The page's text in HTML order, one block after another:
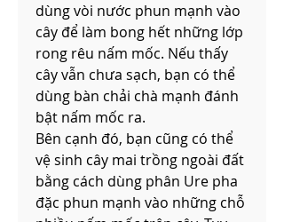
dùng vòi nước phun mạnh vào
cây để làm bong hết những lớp
rong rêu nấm mốc. Nếu thấy
cây vẫn chưa sạch, bạn có thể
dùng bàn chải chà mạnh đánh
bật nấm mốc ra.
Bên cạnh đó, bạn cũng có thể
vệ sinh cây mai trồng ngoài đất
bằng cách dùng phân Ure pha
đặc phun mạnh vào những chỗ